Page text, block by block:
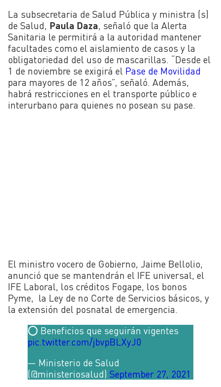
La subsecretaria de Salud Pública y ministra (s)
de Salud, Paula Daza, señaló que la Alerta
Sanitaria le permitirá a la autoridad mantener
facultades como el aislamiento de casos y la
obligatoriedad del uso de mascarillas. “Desde el
1 de noviembre se exigirá el Pase de Movilidad
para mayores de 12 años”, señaló. Además,
habrá restricciones en el transporte público e
interurbano para quienes no posean su pase.
El ministro vocero de Gobierno, Jaime Bellolio,
anunció que se mantendrán el IFE universal, el
IFE Laboral, los créditos Fogape, los bonos
Pyme, la Ley de no Corte de Servicios básicos, y
la extensión del posnatal de emergencia.
⭕ Beneficios que seguirán vigentes
pic.twitter.com/jbvpBLXyJ0
— Ministerio de Salud
(@ministeriosalud) September 27, 2021